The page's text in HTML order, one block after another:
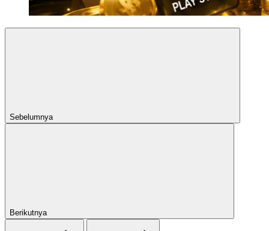
Sebelumnya
Berikutnya